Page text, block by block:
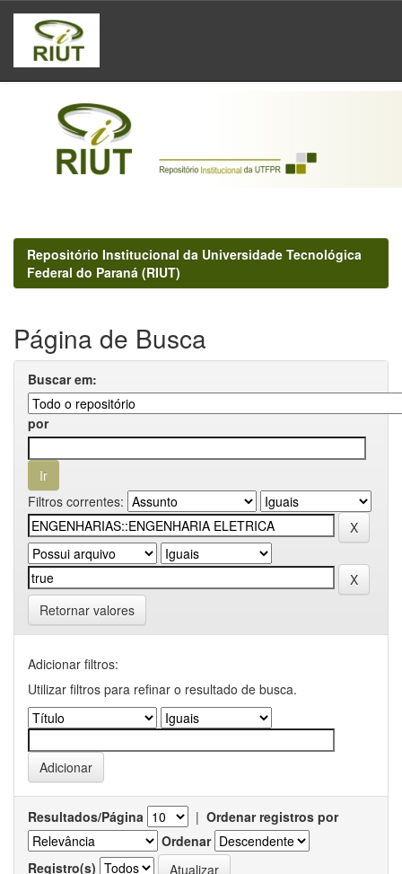
Skip
navigation
Repositório Institucional da Universidade Tecnológica
Federal do Paraná (RIUT)
Página de Busca
Buscar em:
por
Filtros correntes:
Retornar valores
Adicionar filtros:
Utilizar filtros para refinar o resultado de busca.
Resultados/Página | Ordenar registros por
Ordenar
Registro(s)